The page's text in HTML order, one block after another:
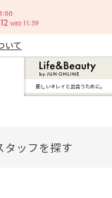
いて
新しいキレイと出合うために。
タッフを探す